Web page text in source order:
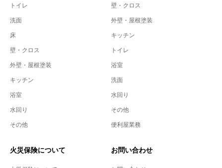
トイレ
洗面
床
壁・クロス
外壁・屋根塗装
キッチン
浴室
水回り
その他
壁・クロス
外壁・屋根塗装
キッチン
トイレ
浴室
洗面
水回り
その他
便利屋業務
火災保険について お問い合わせ